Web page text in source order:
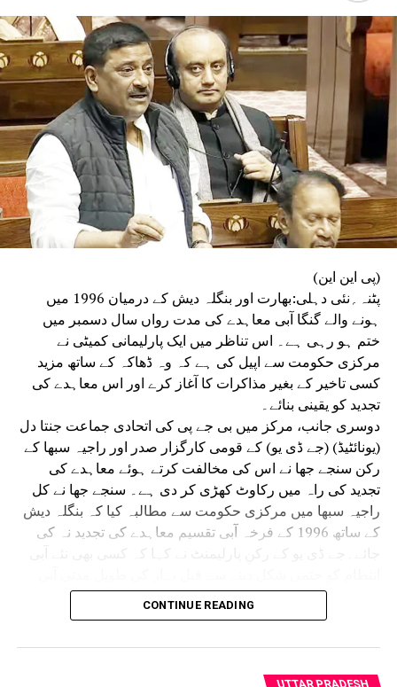
(پی این این)
پٹنہ؍نئی دہلی:بھارت اور بنگلہ دیش کے درمیان 1996 میں
ہونے والے گنگا آبی معاہدے کی مدت رواں سال دسمبر میں
ختم ہو رہی ہے۔ اس تناظر میں ایک پارلیمانی کمیٹی نے
مرکزی حکومت سے اپیل کی ہے کہ وہ ڈھاکہ کے ساتھ مزید
کسی تاخیر کے بغیر مذاکرات کا آغاز کرے اور اس معاہدے کی
تجدید کو یقینی بنائے۔
دوسری جانب، مرکز میں بی جے پی کی اتحادی جماعت جنتا دل
(یونائٹیڈ) (جے ڈی یو) کے قومی کارگزار صدر اور راجیہ سبھا کے
رکن سنجے جھا نے اس کی مخالفت کرتے ہوئے معاہدے کی
تجدید کی راہ میں رکاوٹ کھڑی کر دی ہے۔ سنجے جھا نے کل
راجیہ سبھا میں مرکزی حکومت سے مطالبہ کیا کہ بنگلہ دیش
کے ساتھ 1996 کے فرخہ آبی تقسیم معاہدے کی تجدید نہ کی
سلامتی اور ترقیاتی ضروریات کا سنجیدگی سے جائزہ لیا جانا
چاہیے۔ راجیہ سبھا میں خصوصی تذکرے کے ذریعے یہ معاملہ
والی ہے، اس لیے گنگا کے کنارے واقع ریاستوں، بالخصوص بہار،
CONTINUE READING
UTTAR PRADESH